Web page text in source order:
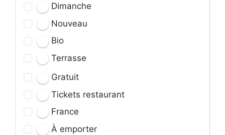
Dimanche
Nouveau
Bio
Terrasse
Gratuit
Tickets restaurant
France
À emporter